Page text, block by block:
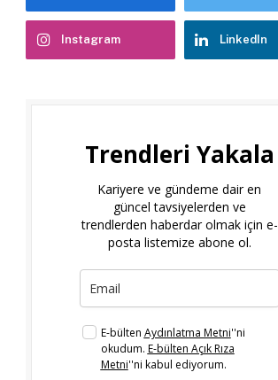
Instagram LinkedIn
Trendleri Yakala
Kariyere ve gündeme dair en
güncel tavsiyelerden ve
trendlerden haberdar olmak için e-
posta listemize abone ol.
E-bülten Aydınlatma Metni''ni
okudum. E-bülten Açık Rıza
Metni''ni kabul ediyorum.